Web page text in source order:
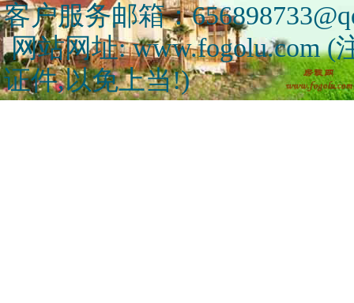
客户服务邮箱：
网站网址: www.fogolu.com (
证件,以免上当!)